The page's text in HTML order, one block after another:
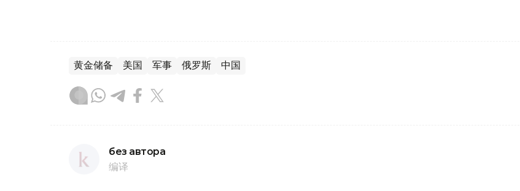
黄金储备 美国 军事 俄罗斯 中国
без автора
编译